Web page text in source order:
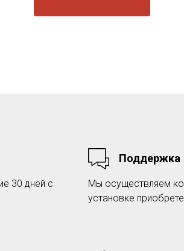
30 дней с
Поддержка
Мы осуществляем
установке